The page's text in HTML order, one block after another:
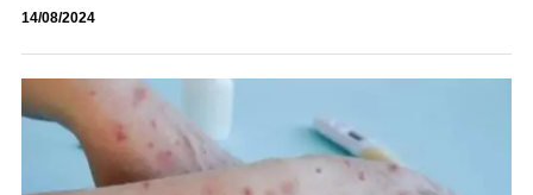
14/08/2024